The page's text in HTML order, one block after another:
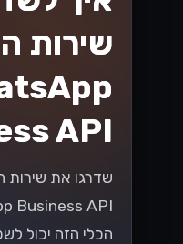
שירות
API
שדרגו את שירות
הכלי הזה יכול